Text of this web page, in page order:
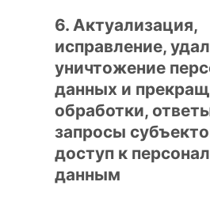
6. Актуализация,
исправление,
уничтожение
данных и
обработки,
запросы
доступ к
данным